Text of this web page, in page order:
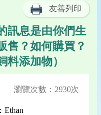
友善列印
訊息是由你們生
售？如何購買？
料添加物）
瀏覽次數：2930次
Ethan